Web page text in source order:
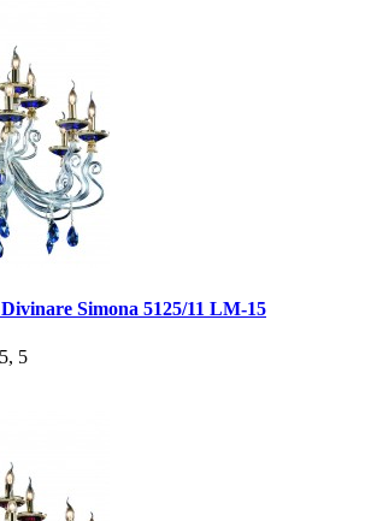
Simona 5125/11 LM-15
, 5